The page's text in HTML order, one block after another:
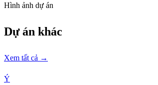
Hình ảnh dự án
Dự án khác
Xem tất cả →
Ý